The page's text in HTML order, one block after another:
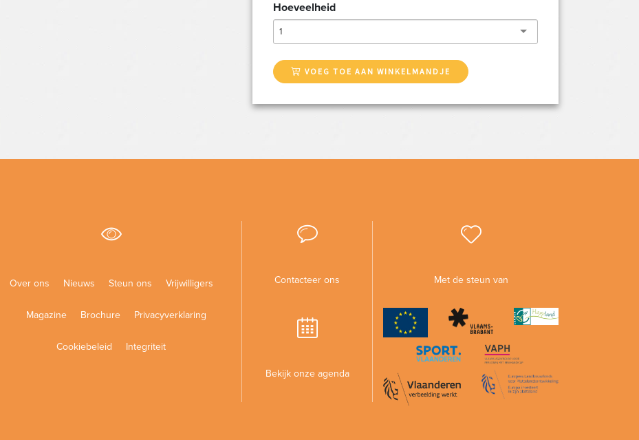
Hoeveelheid
1
VOEG TOE AAN WINKELMANDJE
Over ons Nieuws Steun ons Vrijwilligers
Magazine Brochure Privacyverklaring
Cookiebeleid Integriteit
Contacteer ons
Bekijk onze agenda
Met de steun van